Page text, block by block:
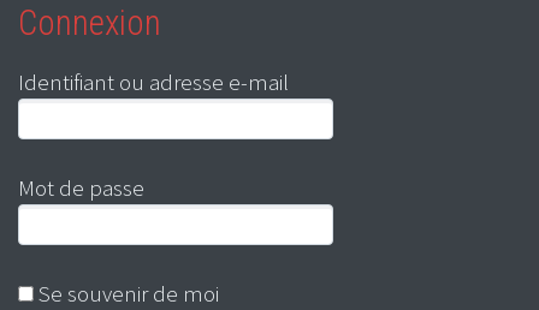
Connexion
Identifiant ou adresse e-mail
Mot de passe
Se souvenir de moi